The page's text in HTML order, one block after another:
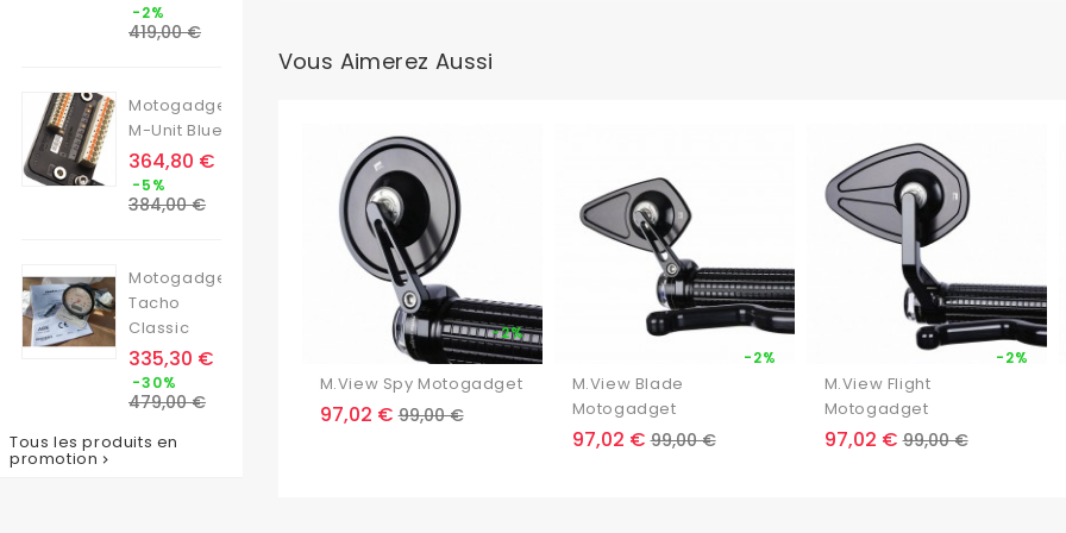
-2%
de
419,00 €
Motogadget
M-Unit Blue
Prix
364,80 €
-5%
de
384,00 €
Motogadget
Tacho
Classic
Prix
335,30 €
-30%
de
479,00 €
Tous les produits en
promotion 
Vous Aimerez Aussi
M.View Spy Motogadget
Prix
97,02 €
-2%
Prix
99,00 €
M.View Blade
Motogadget
Prix
97,02 €
-2%
Prix
99,00 €
M.View Flight
Motogadget
Prix
97,02 €
-2%
Prix
99,00 €